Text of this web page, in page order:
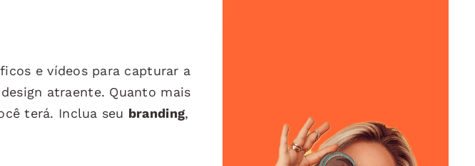
e vídeos para capturar a
atraente. Quanto mais
terá. Inclua seu branding,